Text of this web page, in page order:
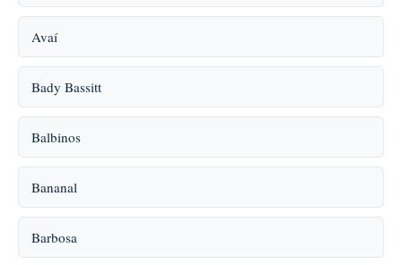
Avaí
Bady Bassitt
Balbinos
Bananal
Barbosa